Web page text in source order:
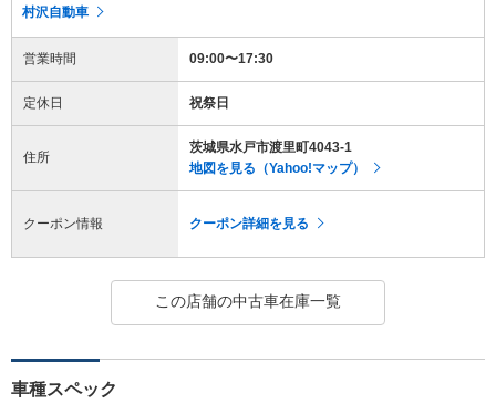
村沢自動車
営業時間 09:00〜17:30
定休日 祝祭日
住所
茨城県水戸市渡里町4043-1
地図を見る（Yahoo!マップ）
クーポン情報 クーポン詳細を見る
この店舗の中古車在庫一覧
車種スペック